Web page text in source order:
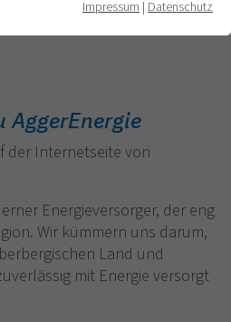
der Internetseite von
Energieversorger, der eng
Wir kümmern uns darum,
Land und
mit Energie versorgt
Impressum | Datenschutz